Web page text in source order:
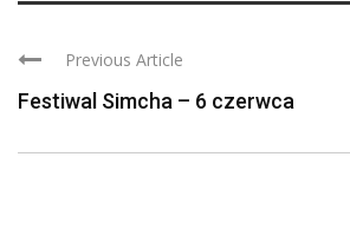
Previous Article
Festiwal Simcha – 6 czerwca